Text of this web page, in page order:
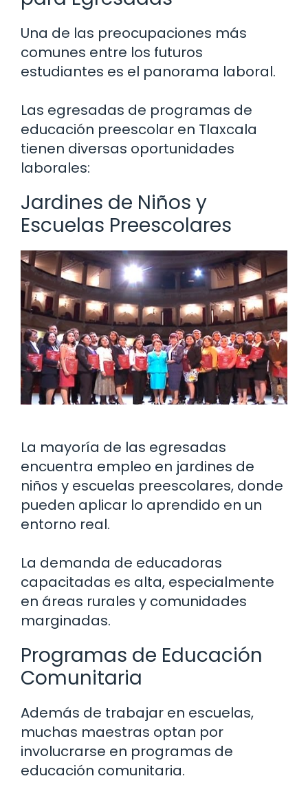
Una de las preocupaciones más
comunes entre los futuros
estudiantes es el panorama laboral.
Las egresadas de programas de
educación preescolar en Tlaxcala
tienen diversas oportunidades
laborales:
Jardines de Niños y
Escuelas Preescolares
La mayoría de las egresadas
encuentra empleo en jardines de
niños y escuelas preescolares, donde
pueden aplicar lo aprendido en un
entorno real.
La demanda de educadoras
capacitadas es alta, especialmente
en áreas rurales y comunidades
marginadas.
Programas de Educación
Comunitaria
Además de trabajar en escuelas,
muchas maestras optan por
involucrarse en programas de
educación comunitaria.